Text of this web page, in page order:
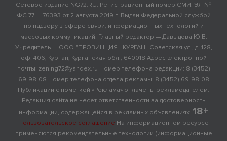
Сетевое издание NG72.RU. Регистрационный номер СМИ: ЭЛ №
ФС 77 — 76393 от 2 августа 2019 г. Выдан Федеральной службой
по надзору в сфере связи, информационных технологий и
массовых коммуникаций. Главный редактор — Давыдова Ю.В.
Учредитель — ООО "ПРОВИНЦИЯ - КУРГАН" Советская ул., д. 128,
оф. 406, Курган, Курганская обл., 640018 Адрес электронной
почты: zen.ng72@yandex.ru Номер телефона редакции: 8 (3452)
69-98-08 Номер телефона отдела рекламы: 8 (3452) 69-98-08
Публикации с пометкой «Реклама» оплачены рекламодателем.
Редакция сайта не несет ответственности за достоверность
информации, содержащейся в рекламных объявлениях. 18+
Пользовательское соглашение На информационном ресурсе
применяются рекомендательные технологии (информационные